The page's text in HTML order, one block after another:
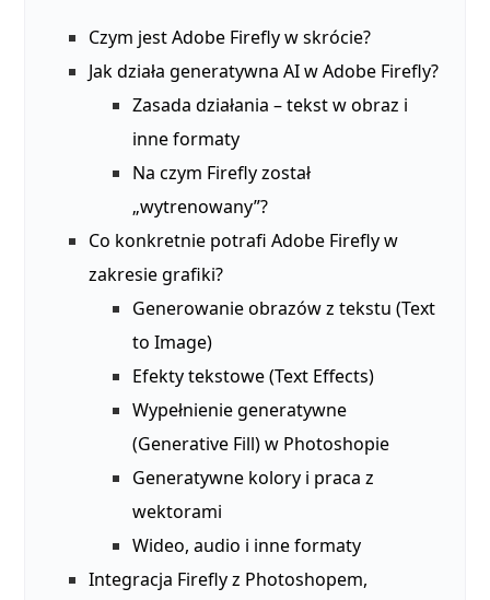
Czym jest Adobe Firefly w skrócie?
Jak działa generatywna AI w Adobe Firefly?
Zasada działania – tekst w obraz i
inne formaty
Na czym Firefly został
„wytrenowany”?
Co konkretnie potrafi Adobe Firefly w
zakresie grafiki?
Generowanie obrazów z tekstu (Text
to Image)
Efekty tekstowe (Text Effects)
Wypełnienie generatywne
(Generative Fill) w Photoshopie
Generatywne kolory i praca z
wektorami
Wideo, audio i inne formaty
Integracja Firefly z Photoshopem,